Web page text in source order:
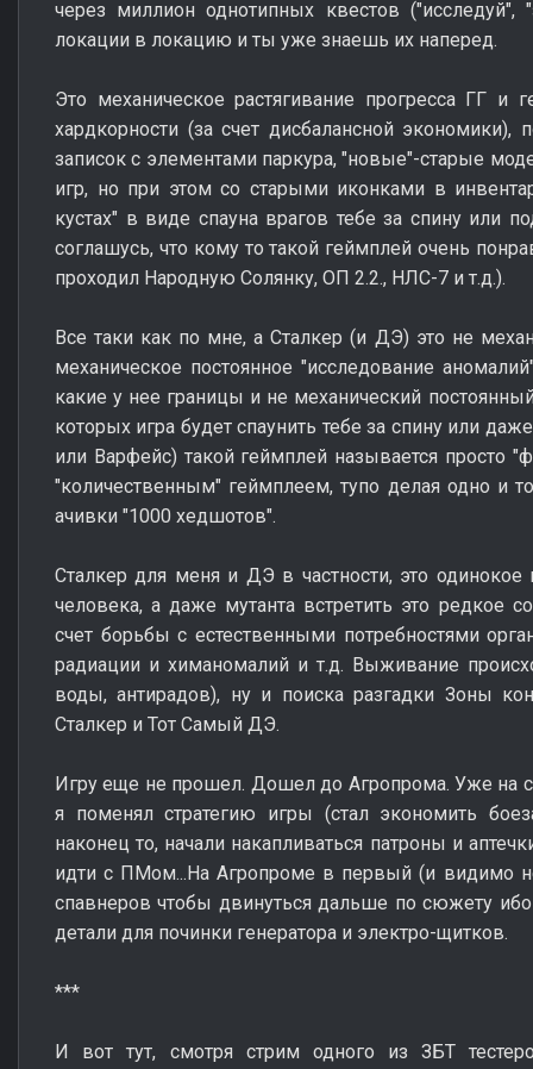
через миллион однотипных квестов ("исследуй",
локации в локацию и ты уже знаешь их наперед.
Это механическое растягивание прогресса ГГ и
хардкорности (за счет дисбалансной
записок с элементами паркура, "новые"-старые
игр, но при этом со старыми иконками в
кустах" в виде спауна врагов тебе за спину или
соглашусь, что кому то такой геймплей очень
проходил Народную Солянку, ОП 2.2., НЛС-7 и т.д.).
Все таки как по мне, а Сталкер (и ДЭ) это не
механическое постоянное "исследование
какие у нее границы и не механический
которых игра будет спаунить тебе за спину или
или Варфейс) такой геймплей называется просто
"количественным" геймплеем, тупо делая одно и
ачивки "1000 хедшотов".
Сталкер для меня и ДЭ в частности, это
человека, а даже мутанта встретить это редкое
счет борьбы с естественными потребностями
радиации и химаномалий и т.д. Выживание
воды, антирадов), ну и поиска разгадки Зоны
Сталкер и Тот Самый ДЭ.
Игру еще не прошел. Дошел до Агропрома. Уже на
я поменял стратегию игры (стал экономить
наконец то, начали накапливаться патроны и
идти с ПМом...На Агропроме в первый (и видимо
спавнеров чтобы двинуться дальше по сюжету
детали для починки генератора и электро-щитков.
***
И вот тут, смотря стрим одного из ЗБТ